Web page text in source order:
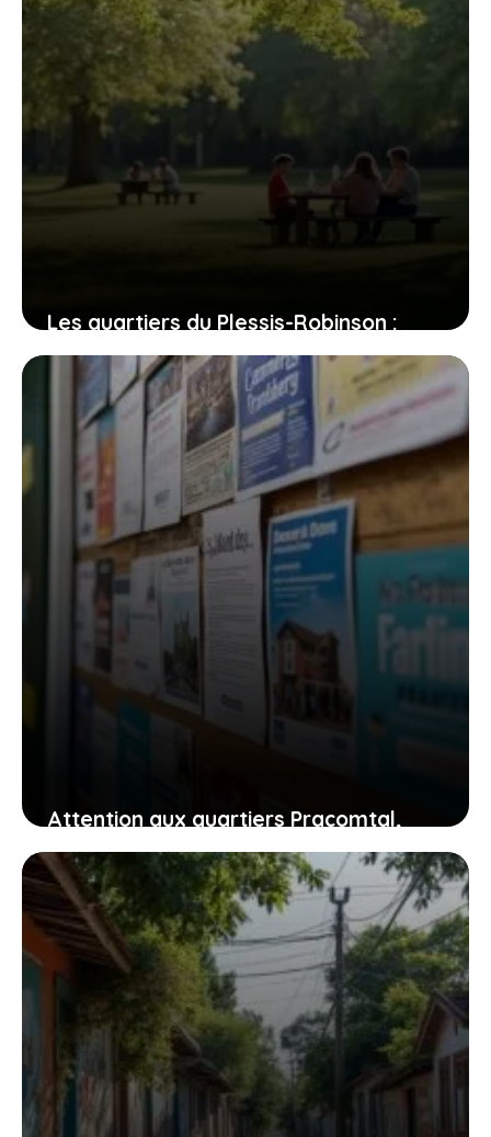
Les quartiers du Plessis-Robinson :
entre dynamisme et quiétude, où
poser vos valises ?
31 juillet 2026
Attention aux quartiers Pracomtal,
ouest et nord à Montélimar : ce que
vous devez savoir
30 juillet 2026